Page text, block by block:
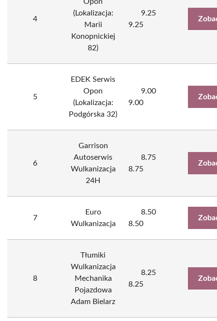
4
(Lokalizacja:
Marii
Konopnickiej
82)
9.25
9.25
5
EDEK Serwis
Opon
(Lokalizacja:
Podgórska 32)
9.00
9.00
6
Garrison
Autoserwis
Wulkanizacja
24H
8.75
8.75
7
Euro
Wulkanizacja
8.50
8.50
8
Tłumiki
Wulkanizacja
Mechanika
Pojazdowa
Adam Bielarz
8.25
8.25